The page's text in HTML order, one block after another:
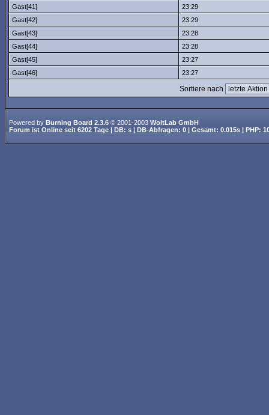
Gast[41]
23:29
Gast[42]
23:29
Gast[43]
23:28
Gast[44]
23:28
Gast[45]
23:27
Gast[46]
23:27
Sortiere nach
Powered by Burning Board 2.3.6 © 2001-2003 WoltLab GmbH
Forum ist Online seit 6202 Tage | DB: s | DB-Abfragen: 0 | Gesamt: 0.015s | PHP: